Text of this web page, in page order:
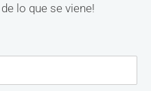
lo que se viene!